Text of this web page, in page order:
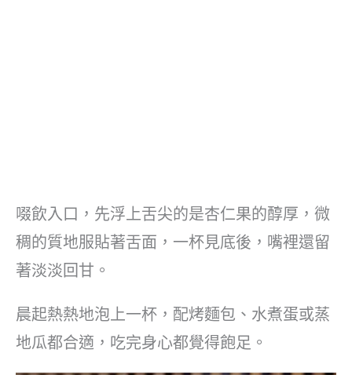
啜飲入口，先浮上舌尖的是杏仁果的醇厚，微
稠的質地服貼著舌面，一杯見底後，嘴裡還留
著淡淡回甘。
晨起熱熱地泡上一杯，配烤麵包、水煮蛋或蒸
地瓜都合適，吃完身心都覺得飽足。